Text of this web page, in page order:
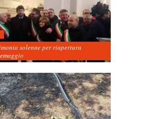
solenne per riapertura